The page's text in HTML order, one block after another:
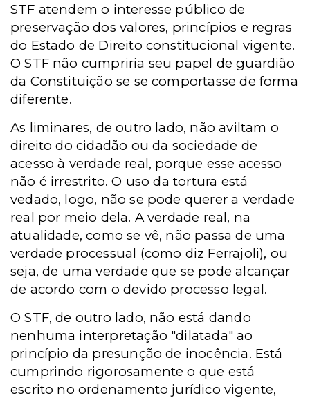
STF atendem o interesse público de
preservação dos valores, princípios e regras
do Estado de Direito constitucional vigente.
O STF não cumpriria seu papel de guardião
da Constituição se se comportasse de forma
diferente.
As liminares, de outro lado, não aviltam o
direito do cidadão ou da sociedade de
acesso à verdade real, porque esse acesso
não é irrestrito. O uso da tortura está
vedado, logo, não se pode querer a verdade
real por meio dela. A verdade real, na
atualidade, como se vê, não passa de uma
verdade processual (como diz Ferrajoli), ou
seja, de uma verdade que se pode alcançar
de acordo com o devido processo legal.
O STF, de outro lado, não está dando
nenhuma interpretação "dilatada" ao
princípio da presunção de inocência. Está
cumprindo rigorosamente o que está
escrito no ordenamento jurídico vigente,